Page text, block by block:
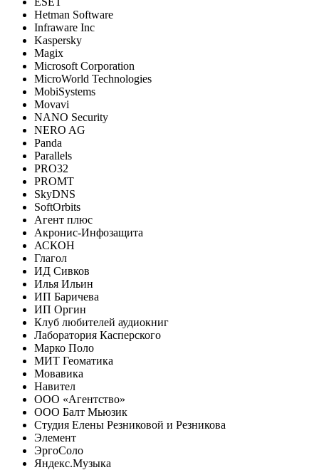
Hetman Software
Infraware Inc
Kaspersky
Magix
Microsoft Corporation
MicroWorld Technologies
MobiSystems
Movavi
NANO Security
NERO AG
Panda
Parallels
PRO32
PROMT
SkyDNS
SoftOrbits
Агент плюс
Акронис-Инфозащита
АСКОН
Глагол
ИД Сивков
Илья Ильин
ИП Баричева
ИП Оргин
Клуб любителей аудиокниг
Лаборатория Касперского
Марко Поло
МИТ Геоматика
Мовавика
Навител
ООО «Агентство»
ООО Балт Мьюзик
Студия Елены Резниковой и Резникова
Элемент
ЭргоСоло
Яндекс.Музыка